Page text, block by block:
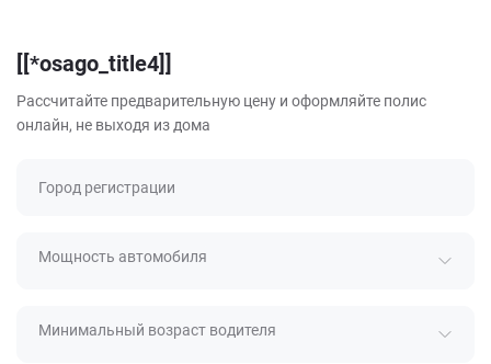
[[*osago_title4]]
Рассчитайте предварительную цену и оформляйте полис
онлайн, не выходя из дома
Город регистрации
Мощность автомобиля
Минимальный возраст водителя